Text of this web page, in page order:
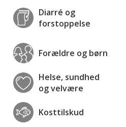
Diarré og
forstoppelse
Forældre og børn
Helse, sundhed
og velvære
Kosttilskud